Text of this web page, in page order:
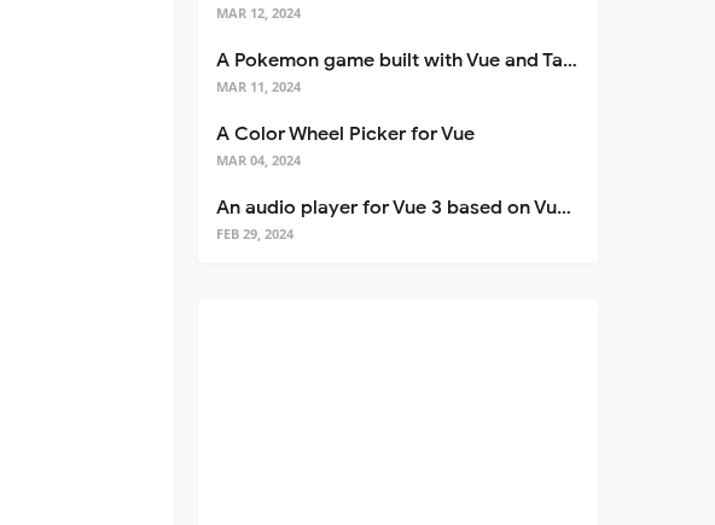
MAR 12, 2024
A Pokemon game built with Vue and Tailwind CSS
MAR 11, 2024
A Color Wheel Picker for Vue
MAR 04, 2024
An audio player for Vue 3 based on Vuetify 3
FEB 29, 2024